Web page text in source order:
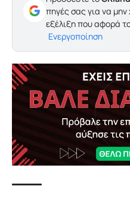
πηγές σας για να μην
εξέλιξη που αφορά
Ενεργοποίηση